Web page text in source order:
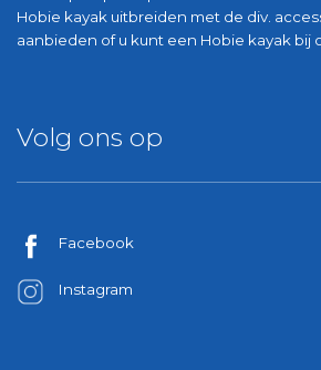
Hobie kayak uitbreiden met de div.
aanbieden of u kunt een Hobie kayak bij
Volg ons op
Facebook
Instagram